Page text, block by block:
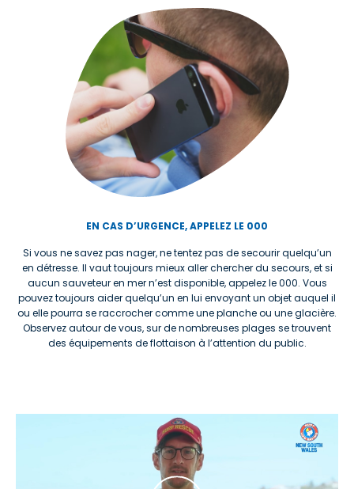
EN CAS D’URGENCE, APPELEZ LE 000
Si vous ne savez pas nager, ne tentez pas de secourir quelqu’un
en détresse. Il vaut toujours mieux aller chercher du secours, et si
aucun sauveteur en mer n’est disponible, appelez le 000. Vous
pouvez toujours aider quelqu’un en lui envoyant un objet auquel il
ou elle pourra se raccrocher comme une planche ou une glacière.
Observez autour de vous, sur de nombreuses plages se trouvent
des équipements de flottaison à l’attention du public.